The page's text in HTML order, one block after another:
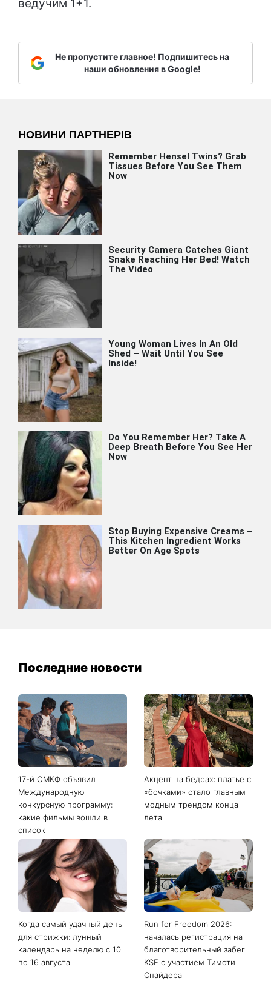
ведучим 1+1.
Не пропустите главное! Подпишитесь на
наши обновления в Google!
Последние новости
17-й ОМКФ объявил
Международную
конкурсную программу:
какие фильмы вошли в
список
Акцент на бедрах: платье с
«бочками» стало главным
модным трендом конца
лета
Когда самый удачный день
для стрижки: лунный
календарь на неделю с 10
по 16 августа
Run for Freedom 2026:
началась регистрация на
благотворительный забег
KSE с участием Тимоти
Снайдера